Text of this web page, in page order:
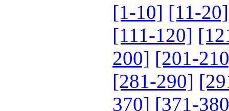
[1-10] [11-20]
[111-120]
200] [201-
[281-290]
370] [371-